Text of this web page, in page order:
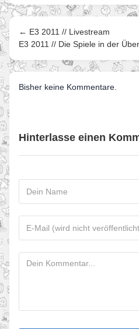
← E3 2011 // Livestream
E3 2011 // Die Spiele in der
Bisher keine Kommentare.
Hinterlasse einen